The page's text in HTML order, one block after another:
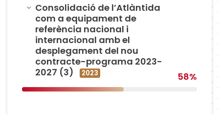
Amagar
Consolidació de l’Atlàntida
com a equipament de
referència nacional i
internacional amb el
desplegament del nou
contracte-programa 2023-
2027 (3)
2023 58%